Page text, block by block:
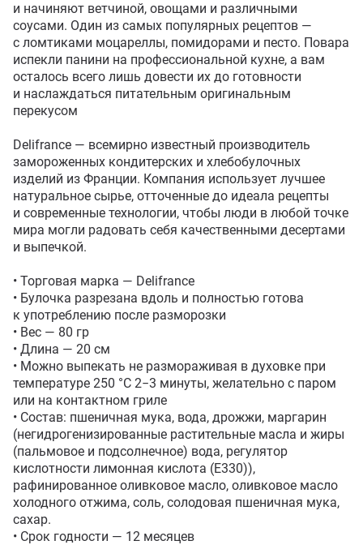
и начиняют ветчиной, овощами и различными
соусами. Один из самых популярных рецептов —
с ломтиками моцареллы, помидорами и песто. Повара
испекли панини на профессиональной кухне, а вам
осталось всего лишь довести их до готовности
и наслаждаться питательным оригинальным
перекусом
Delifrance — всемирно известный производитель
замороженных кондитерских и хлебобулочных
изделий из Франции. Компания использует лучшее
натуральное сырье, отточенные до идеала рецепты
и современные технологии, чтобы люди в любой точке
мира могли радовать себя качественными десертами
и выпечкой.
• Торговая марка — Delifrance
• Булочка разрезана вдоль и полностью готова
к употреблению после разморозки
• Вес — 80 гр
• Длина — 20 см
• Можно выпекать не размораживая в духовке при
температуре 250 °C 2−3 минуты, желательно с паром
или на контактном гриле
• Состав: пшеничная мука, вода, дрожжи, маргарин
(негидрогенизированные растительные масла и жиры
(пальмовое и подсолнечное) вода, регулятор
кислотности лимонная кислота (Е330)),
рафинированное оливковое масло, оливковое масло
холодного отжима, соль, солодовая пшеничная мука,
сахар.
• Срок годности — 12 месяцев